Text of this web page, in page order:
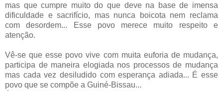
mas que cumpre muito do que deve na base de imensa
dificuldade e sacrifício, mas nunca boicota nem reclama
com desordem... Esse povo merece muito respeito e
atenção.
Vê-se que esse povo vive com muita euforia de mudança,
participa de maneira elogiada nos processos de mudança
mas cada vez desiludido com esperança adiada... É esse
povo que se compõe a Guiné-Bissau...